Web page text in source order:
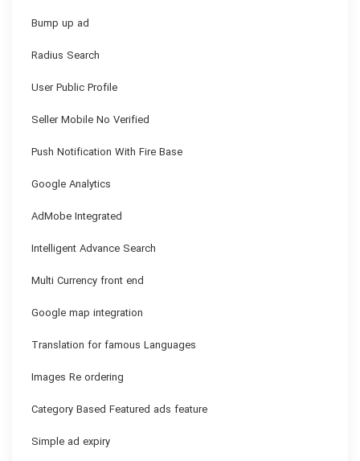
Bump up ad
Radius Search
User Public Profile
Seller Mobile No Verified
Push Notification With Fire Base
Google Analytics
AdMobe Integrated
Intelligent Advance Search
Multi Currency front end
Google map integration
Translation for famous Languages
Images Re ordering
Category Based Featured ads feature
Simple ad expiry